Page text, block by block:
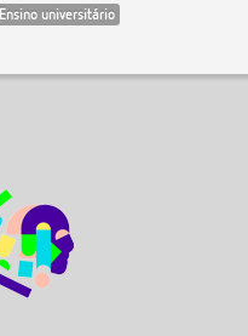
Ensino universitário